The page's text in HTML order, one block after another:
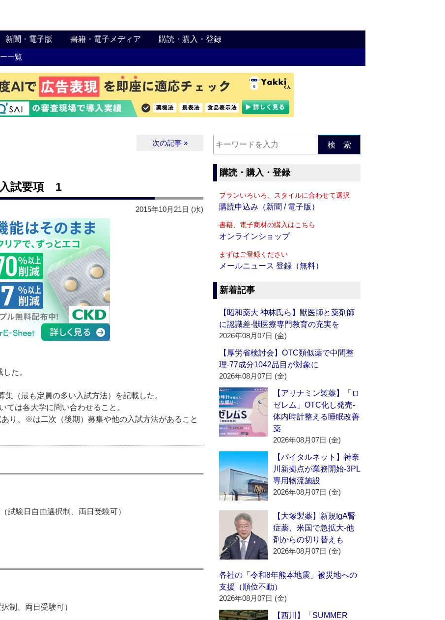
新聞・電子版 書籍・電子メディア 購読・購入・登録
一覧
次の記事 »
試要項 1
2015年10月21日 (水)
た。
（最も定員の多い入試方法）を記載した。
は各大学に問い合わせること。
り、※は二次（後期）募集や他の入試方法があること
試験日自由選択制、両日受験可）
制、両日受験可）
検 索
購読・購入・登録
プランいろいろ、スタイルに合わせて選択
購読申込み（新聞 / 電子版）
書籍、電子商材の購入はこちら
オンラインショップ
まずはご登録ください
メールニュース 登録（無料）
新着記事
【昭和薬大 神林氏ら】獣医師と薬剤師
に認識差‐獣医療専門教育の充実を
2026年08月07日 (金)
【厚労省検討会】OTC類似薬で中間整
理‐77成分1042品目が対象に
2026年08月07日 (金)
【アリナミン製薬】「ロ
ゼレム」OTC化し発売‐
体内時計整える睡眠改善
薬
2026年08月07日 (金)
【バイタルネット】神奈
川新拠点が業務開始‐3PL
専用物流施設
2026年08月07日 (金)
【大塚製薬】新規IgA腎
症薬、米国で急拡大‐他
剤からの切り替えも
2026年08月07日 (金)
各社の「令和8年熊本地震」被災地への
支援（順位不動）
2026年08月07日 (金)
【西川】「SUMMER